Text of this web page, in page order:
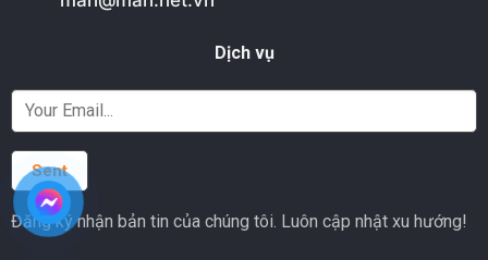
Dịch vụ
Đăng ký nhận bản tin của chúng tôi. Luôn cập nhật xu hướng!